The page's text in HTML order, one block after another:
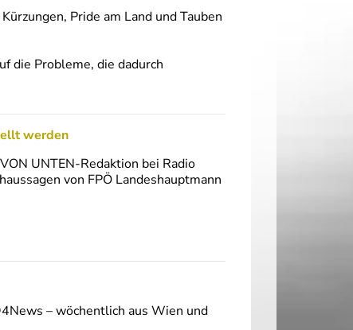
Pride am Land und Tauben
die Probleme, die dadurch
werden
UNTEN-Redaktion bei Radio
von FPÖ Landeshauptmann
– wöchentlich aus Wien und